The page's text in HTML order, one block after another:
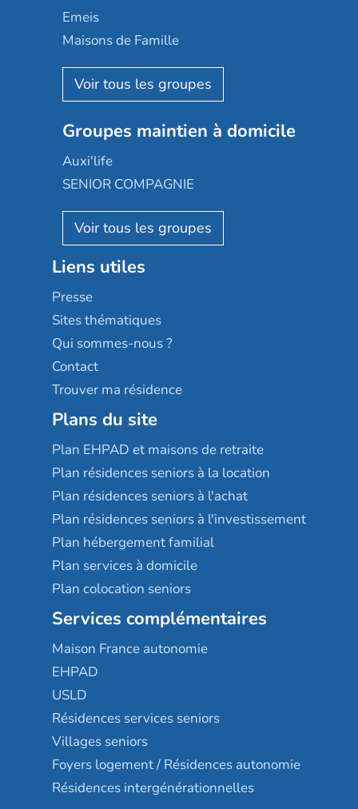
Domusvi
Happy Senior
Aquarelia
Nexity edenea
Les jardins d'Arcadie
Occitalia
Appartseniors
Reseda
Stella management
Les villages d'or
Sérénys
Résidences services Villa Médicis
Emeis
Maisons de Famille
Korian
Emera
Groupe SOS
Le Noble Âge
Almage
Résidalya
Groupe aplus
Groupes maintien à domicile
Auxi'life
SENIOR COMPAGNIE
AGE D'OR Services
Liens utiles
Presse
Sites thématiques
Qui sommes-nous ?
Contact
Trouver ma résidence
Plans du site
Plan EHPAD et maisons de retraite
Plan résidences seniors à la location
Plan résidences seniors à l'achat
Plan résidences seniors à l'investissement
Plan hébergement familial
Plan services à domicile
Plan colocation seniors
Services complémentaires
Maison France autonomie
EHPAD
USLD
Résidences services seniors
Villages seniors
Foyers logement / Résidences autonomie
Résidences intergénérationnelles